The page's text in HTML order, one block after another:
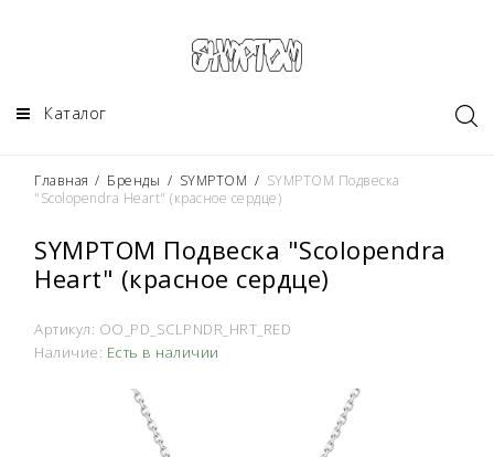
Каталог
Главная / Бренды / SYMPTOM / SYMPTOM Подвеска
"Scolopendra Heart" (красное сердце)
SYMPTOM Подвеска "Scolopendra
Heart" (красное сердце)
Артикул: OO_PD_SCLPNDR_HRT_RED
Наличие: Есть в наличии